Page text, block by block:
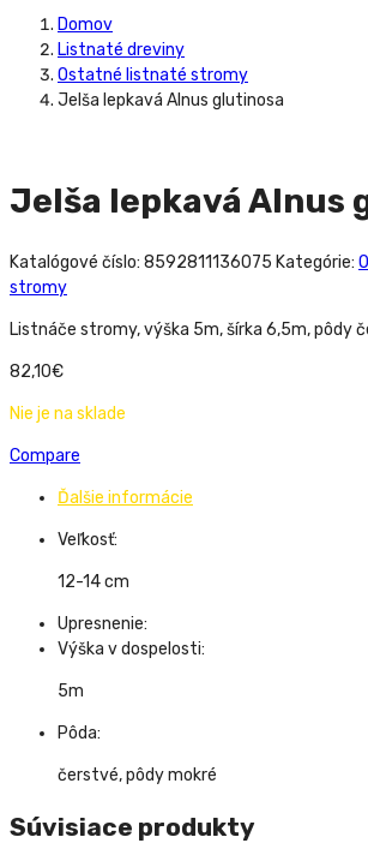
Domov
Listnaté dreviny
Ostatné listnaté stromy
Jelša lepkavá Alnus glutinosa
Jelša lepkavá Alnus
Katalógové číslo: 8592811136075 Kategórie:
stromy
Listnáče stromy, výška 5m, šírka 6,5m, pôdy
82,10€
Nie je na sklade
Compare
Ďalšie informácie
Veľkosť:
12-14 cm
Upresnenie:
Výška v dospelosti:
5m
Pôda:
čerstvé, pôdy mokré
Súvisiace produkty